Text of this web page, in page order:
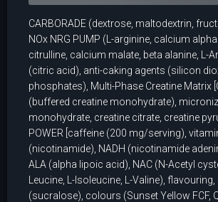
CARBORADE (dextrose, maltodextrin,
NOx NRG PUMP (L-arginine, calcium
citrulline, calcium malate, beta alanine, L-
(citric acid), anti-caking agents (silicon
phosphates), Multi-Phase Creatine Matrix
(buffered creatine monohydrate),
monohydrate, creatine citrate, creatine
POWER [caffeine (200 mg/serving),
(nicotinamide), NADH (nicotinamide
ALA (alpha lipoic acid), NAC (N-Acetyl
Leucine, L-Isoleucine, L-Valine),
(sucralose), colours (Sunset Yellow FCF,